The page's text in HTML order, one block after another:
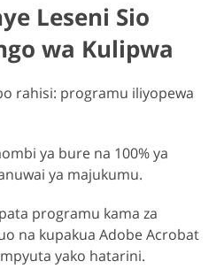
Leseni Sio
wa Kulipwa
rahisi: programu iliyopewa
ya bure na 100% ya
ya majukumu.
programu kama za
na kupakua Adobe Acrobat
yako hatarini.